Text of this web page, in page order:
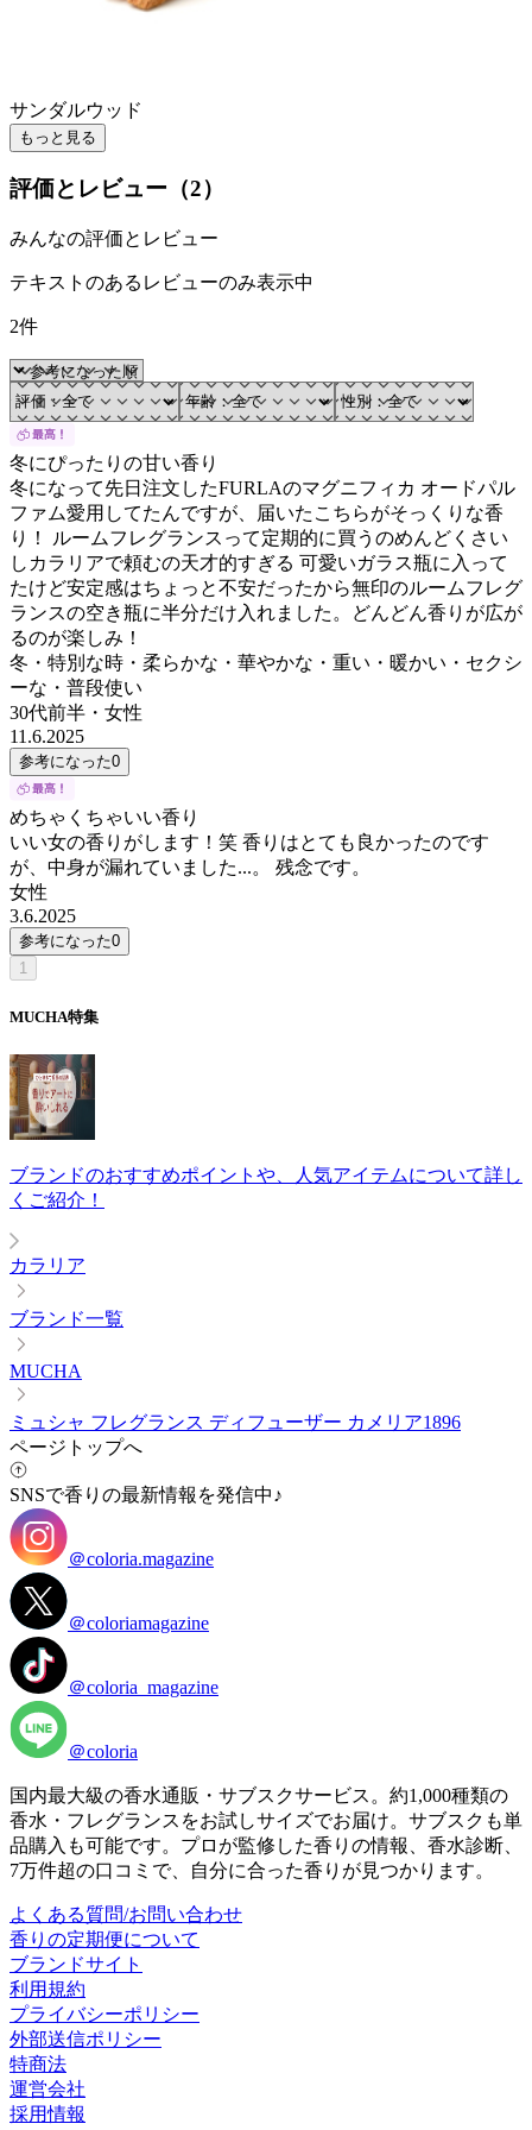
サンダルウッド
もっと見る
評価とレビュー（2）
みんなの評価とレビュー
テキストのあるレビューのみ表示中
2件
冬にぴったりの甘い香り
冬になって先日注文したFURLAのマグニフィカ オードパル
ファム愛用してたんですが、届いたこちらがそっくりな香
り！ ルームフレグランスって定期的に買うのめんどくさい
しカラリアで頼むの天才的すぎる 可愛いガラス瓶に入って
たけど安定感はちょっと不安だったから無印のルームフレグ
ランスの空き瓶に半分だけ入れました。どんどん香りが広が
るのが楽しみ！
冬・特別な時・柔らかな・華やかな・重い・暖かい・セクシ
ーな・普段使い
30代前半 ・ 女性
11.6.2025
参考になった0
めちゃくちゃいい香り
いい女の香りがします！笑 香りはとても良かったのです
が、中身が漏れていました...。 残念です。
女性
3.6.2025
参考になった0
1
MUCHA特集
ブランドのおすすめポイントや、人気アイテムについて詳し
くご紹介！
カラリア
ブランド一覧
MUCHA
ミュシャ フレグランス ディフューザー カメリア1896
ページトップへ
SNSで香りの最新情報を発信中♪
＠coloria.magazine
＠coloriamagazine
＠coloria_magazine
＠coloria
国内最大級の香水通販・サブスクサービス。約1,000種類の
香水・フレグランスをお試しサイズでお届け。サブスクも単
品購入も可能です。プロが監修した香りの情報、香水診断、
7万件超の口コミで、自分に合った香りが見つかります。
よくある質問/お問い合わせ
香りの定期便について
ブランドサイト
利用規約
プライバシーポリシー
外部送信ポリシー
特商法
運営会社
採用情報